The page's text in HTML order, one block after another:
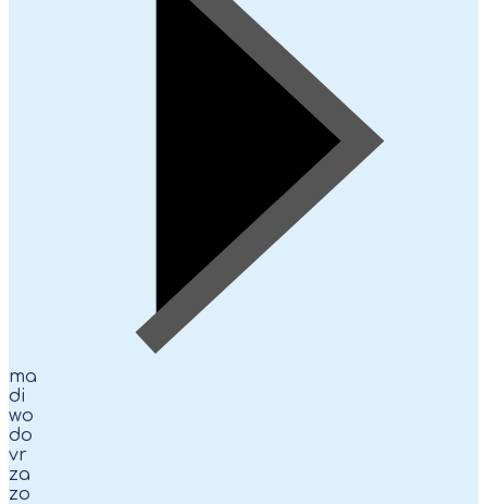
ma
di
wo
do
vr
za
zo